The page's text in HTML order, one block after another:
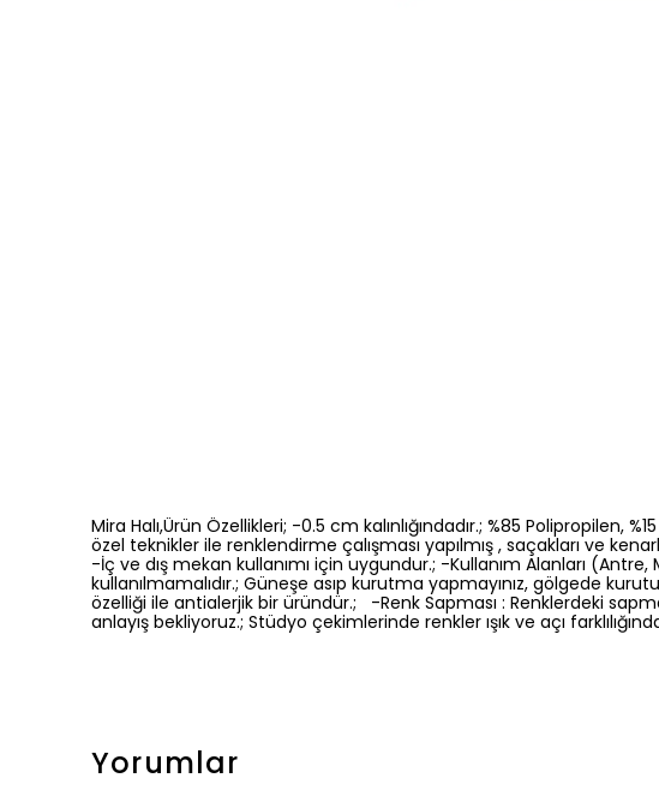
Mira Halı,Ürün Özellikleri; -0.5 cm kalınlığındadır.; %85
özel teknikler ile renklendirme çalışması yapılmış , saçakları ve
-İç ve dış mekan kullanımı için uygundur.; -Kullanım Alanları
kullanılmamalıdır.; Güneşe asıp kurutma yapmayınız, gölgede
özelliği ile antialerjik bir üründür.; -Renk Sapması : Renklerdeki
anlayış bekliyoruz.; Stüdyo çekimlerinde renkler ışık ve açı
Yorumlar